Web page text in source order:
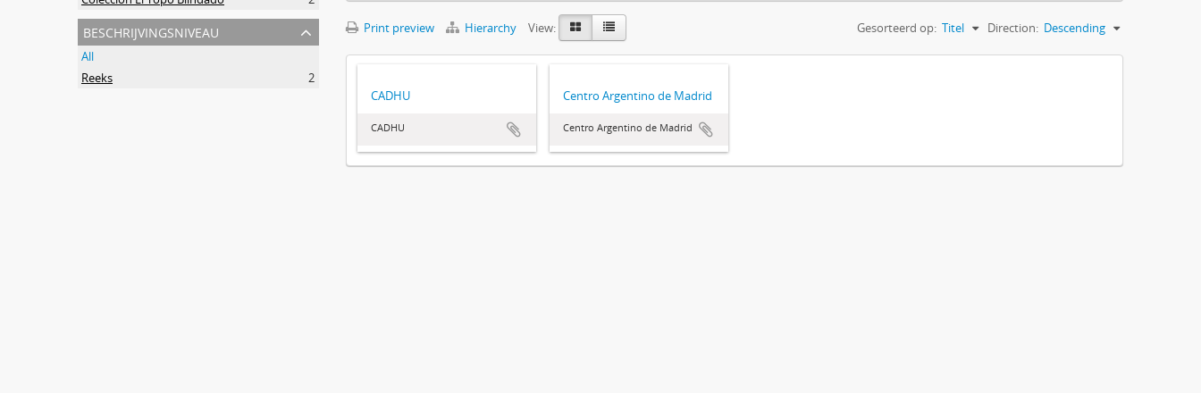
beschrijvingsniveau
All
Reeks
2
Print preview Hierarchy View: Gesorteerd op: Titel Direction: Descending
CADHU
CADHU
Centro Argentino de Madrid
Centro Argentino de Madrid